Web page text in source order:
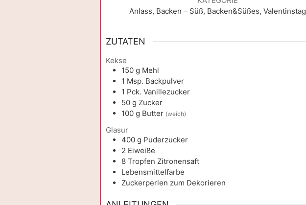
Anlass, Backen – Süß, Backen&Süßes, Valentinstag
ZUTATEN
Kekse
150 g Mehl
1 Msp. Backpulver
1 Pck. Vanillezucker
50 g Zucker
100 g Butter (weich)
Glasur
400 g Puderzucker
2 Eiweiße
8 Tropfen Zitronensaft
Lebensmittelfarbe
Zuckerperlen zum Dekorieren